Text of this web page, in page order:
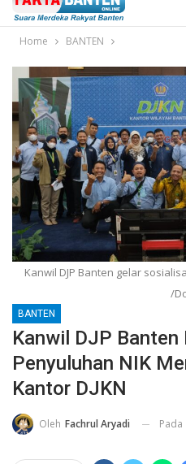
Home BANTEN
Kanwil DJP Banten gelar
/
BANTEN
Kanwil DJP Banten
Penyuluhan NIK
Kantor DJKN
Oleh Fachrul Aryadi Pada